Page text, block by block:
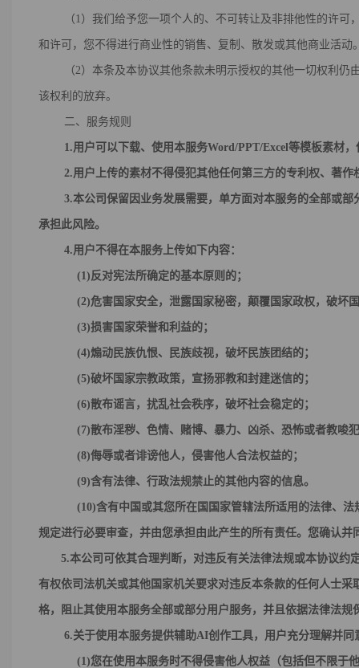
（1）我们给予您一项个人的、不可转让及非排他性的许可，
和许可，您不得进行商业性的销售、复制、散发或其他商业活动
（2）本条及本协议其他条款未明示授权的其他一切权利仍由
该权利的放弃。
二、服务规则
1.用户 可以下载、使用本服务Word/PPT/Excel等模板素材
2.用户上传的素材不得侵犯其他任何第三方的专利权、著
3.本公司保留因业务发展需要，单方面对本服务的全部或部
承担此风险。
4.用户不得在本服务上传如下内容：
(1)反对宪法所确定的基本原则的；
(2)危害国家安全，泄露国家秘密，颠覆国家政权，破坏
(3)损害国家荣誉和利益的；
(4)煽动民族仇恨、民族歧视，破坏民族团结的；
(5)破坏国家宗教政策，宣扬邪教和封建迷信的；
(6)散布谣言，扰乱社会秩序，破坏社会稳定的；
(7)散布淫秽、色情、赌博、暴力、凶杀、恐怖或者教唆
(8)侮辱或者诽谤他人，侵害他人合法权益的；
(9)含有法律、行政法规禁止的其他内容的信息。
(10)含有中国或其您所在国国家管辖法所适用的法律、
规定进行必要审查，并由您承担由此产生的所有责任。您确认
5.本公司可依其合理判断，对违反有关法律法规或本协议
有权依司法机关或其他国家机关要求对违反本条款的任何人士采
格，阻止其使用本服务全部或部分用户服务，并且依据法律法规
6.关于使用本服务提供辅助AI创作工具， 用户充分理解并同
(1)您在使用本服务时不得侵害他人权益（包括但不限于